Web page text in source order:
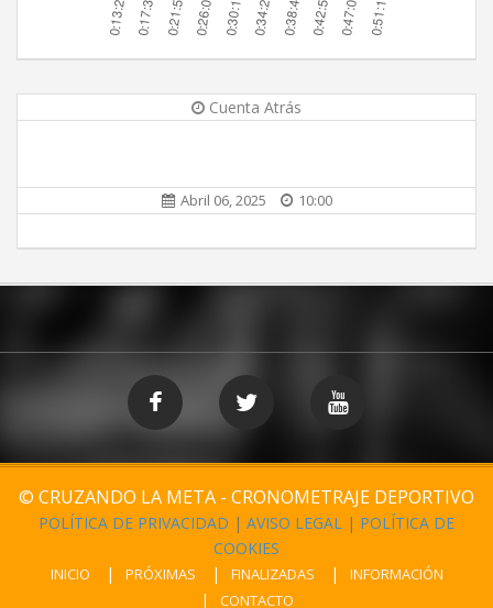
Cuenta Atrás
Abril 06, 2025 10:00
© CRUZANDO LA META - CRONOMETRAJE DEPORTIVO
POLÍTICA DE PRIVACIDAD | AVISO LEGAL | POLÍTICA DE
COOKIES
INICIO PRÓXIMAS FINALIZADAS
INFORMACIÓN
CONTACTO